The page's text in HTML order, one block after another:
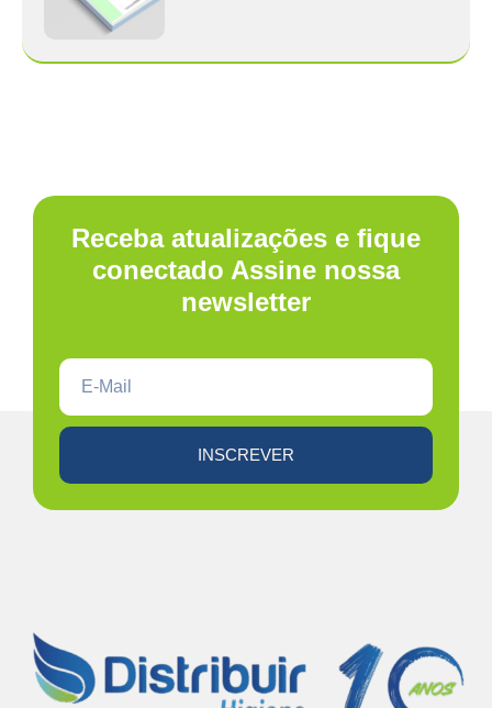
Receba atualizações e fique
conectado Assine nossa
newsletter
INSCREVER